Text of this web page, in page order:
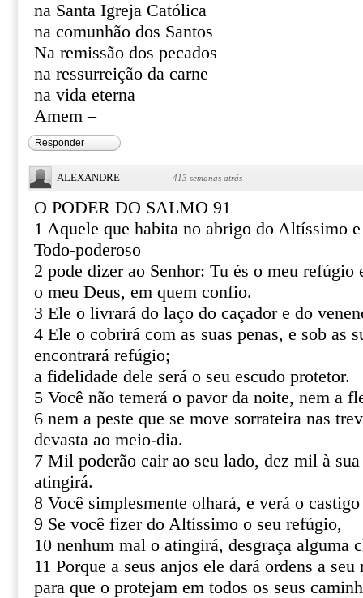
na Santa Igreja Católica
na comunhão dos Santos
Na remissão dos pecados
na ressurreição da carne
na vida eterna
Amem –
Responder
ALEXANDRE · 413 semanas atrás
O PODER DO SALMO 91
1 Aquele que habita no abrigo do Altíssimo
Todo-poderoso
2 pode dizer ao Senhor: Tu és o meu refúgio
o meu Deus, em quem confio.
3 Ele o livrará do laço do caçador e do
4 Ele o cobrirá com as suas penas, e sob as
encontrará refúgio;
a fidelidade dele será o seu escudo protetor.
5 Você não temerá o pavor da noite, nem a
6 nem a peste que se move sorrateira nas
devasta ao meio-dia.
7 Mil poderão cair ao seu lado, dez mil à
atingirá.
8 Você simplesmente olhará, e verá o
9 Se você fizer do Altíssimo o seu refúgio,
10 nenhum mal o atingirá, desgraça alguma
11 Porque a seus anjos ele dará ordens a seu
para que o protejam em todos os seus